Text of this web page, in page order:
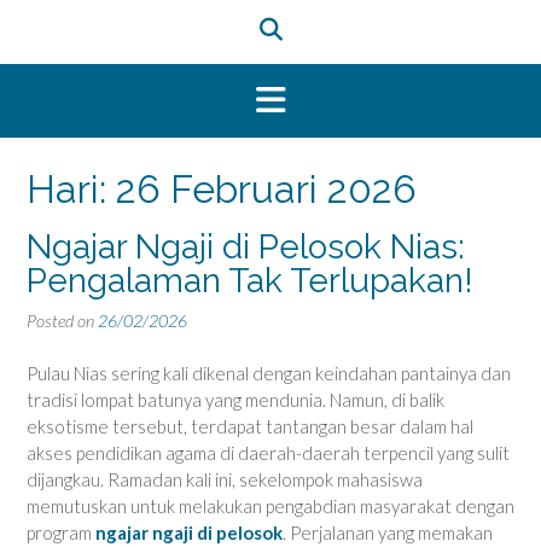
Hari: 26 Februari 2026
Ngajar Ngaji di Pelosok Nias:
Pengalaman Tak Terlupakan!
Posted on 26/02/2026
Pulau Nias sering kali dikenal dengan keindahan pantainya dan
tradisi lompat batunya yang mendunia. Namun, di balik
eksotisme tersebut, terdapat tantangan besar dalam hal
akses pendidikan agama di daerah-daerah terpencil yang sulit
dijangkau. Ramadan kali ini, sekelompok mahasiswa
memutuskan untuk melakukan pengabdian masyarakat dengan
program ngajar ngaji di pelosok. Perjalanan yang memakan